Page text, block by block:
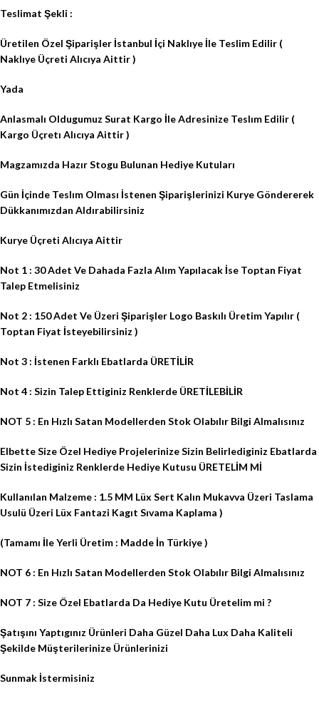
Teslimat Şekli :
Üretilen Özel Şiparişler İstanbul İçi Naklıye İle Teslim Edilir (
Naklıye Üçreti Alıcıya Aittir )
Yada
Anlasmalı Oldugumuz Surat Kargo İle Adresinize Teslım Edilir (
Kargo Üçretı Alıcıya Aittir )
Magzamızda Hazır Stogu Bulunan Hediye Kutuları
Gün İçinde Teslım Olması İstenen Şiparişlerinizi Kurye Göndererek
Dükkanımızdan Aldırabilirsiniz
Kurye Üçreti Alıcıya Aittir
Not 1 : 30 Adet Ve Dahada Fazla Alım Yapılacak İse Toptan Fiyat
Talep Etmelisiniz
Not 2 : 150 Adet Ve Üzeri Şiparişler Logo Baskılı Üretim Yapılır (
Toptan Fiyat İsteyebilirsiniz )
Not 3 : İstenen Farklı Ebatlarda ÜRETİLİR
Not 4 : Sizin Talep Ettiginiz Renklerde ÜRETİLEBİLİR
NOT 5 : En Hızlı Satan Modellerden Stok Olabılır Bilgi Almalısınız
Elbette Size Özel Hediye Projelerinize Sizin Belirlediginiz Ebatlarda
Sizin İstediginiz Renklerde Hediye Kutusu ÜRETELİM Mİ
Kullanılan Malzeme : 1.5 MM Lüx Sert Kalın Mukavva Üzeri Taslama
Usulü Üzeri Lüx Fantazi Kagıt Sıvama Kaplama )
(Tamamı İle Yerli Üretim : Madde İn Türkiye )
NOT 6 : En Hızlı Satan Modellerden Stok Olabılır Bilgi Almalısınız
NOT 7 : Size Özel Ebatlarda Da Hediye Kutu Üretelim mi ?
Şatışını Yaptıgınız Ürünleri Daha Güzel Daha Lux Daha Kaliteli
Şekilde Müşterilerinize Ürünlerinizi
Sunmak İstermisiniz